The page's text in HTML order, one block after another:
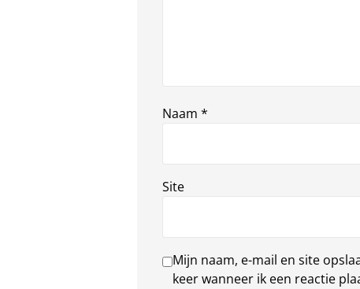
Naam*
Site
Mijn naam, e-mail en site
keer wanneer ik een reactie